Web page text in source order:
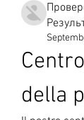
della